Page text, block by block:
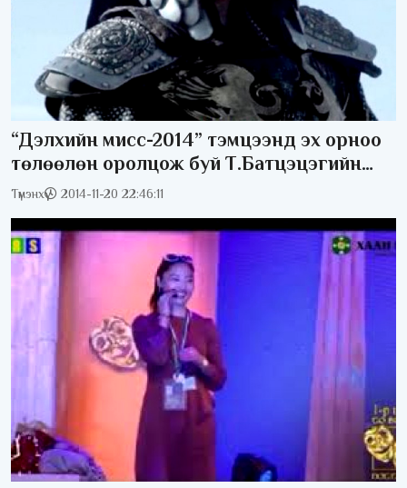
“Дэлхийн мисс-2014” тэмцээнд эх орноо
төлөөлөн оролцож буй Т.Батцэцэгийн
видео танилцуулга /видео/
Түмэнхүү 2014-11-20 22:46:11